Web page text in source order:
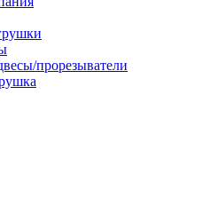
прорезыватели